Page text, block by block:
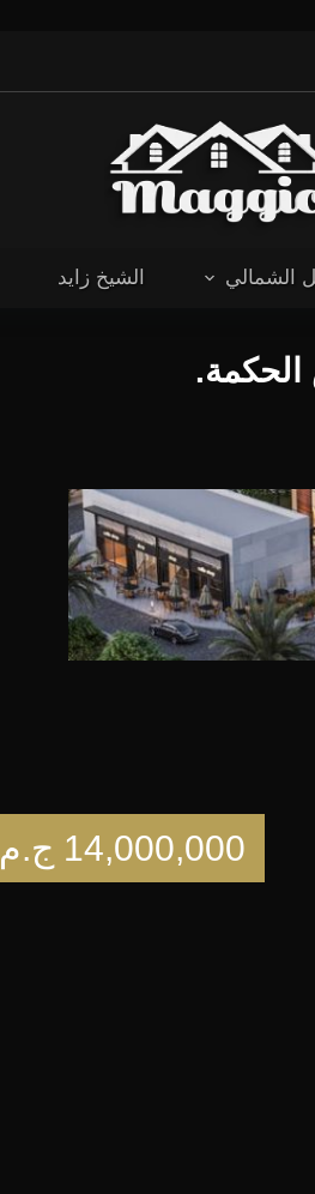
الشمالي الشيخ زايد
14,000,000 ج.م